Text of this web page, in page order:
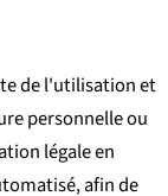
de l'utilisation et
personnelle ou
légale en
afin de